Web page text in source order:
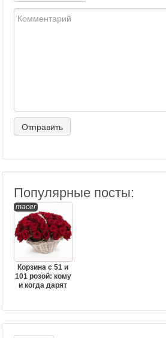
Популярные посты:
macer
Корзина с 51 и
101 розой: кому
и когда дарят